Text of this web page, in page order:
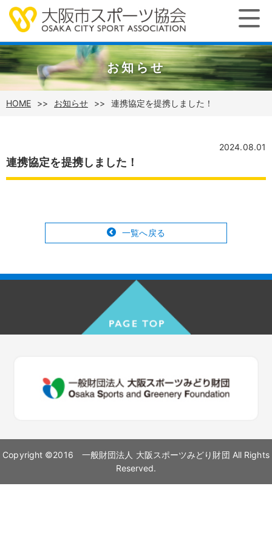
お知らせ
HOME お知らせ 連携協定を提携しました！
2024.08.01
連携協定を提携しました！
一覧へ戻る
Copyright ©2016 一般財団法人 大阪スポーツみどり財団 All Rights
Reserved.